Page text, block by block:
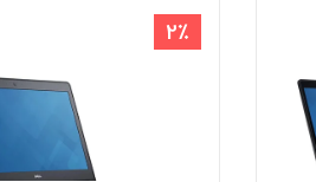
2٪